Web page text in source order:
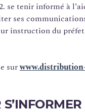
se tenir informé à
ses
instruction du
sur